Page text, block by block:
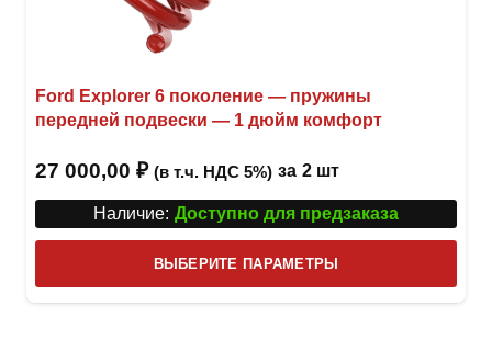
Ford Explorer 6 поколение — пружины
передней подвески — 1 дюйм комфорт
27 000,00 ₽ (в т.ч. НДС 5%) за 2 шт
Наличие: Доступно для предзаказа
ВЫБЕРИТЕ ПАРАМЕТРЫ
товар